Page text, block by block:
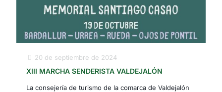
20 de septiembre de 2024
XIII MARCHA SENDERISTA VALDEJALÓN
La consejería de turismo de la comarca de Valdejalón